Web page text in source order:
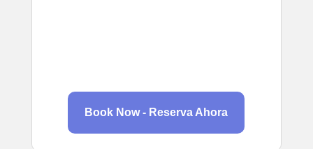
Book Now - Reserva Ahora